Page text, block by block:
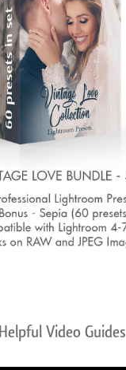
Helpful Video Guides